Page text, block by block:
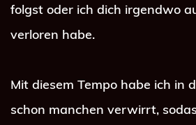
folgst oder ich dich irgendwo
verloren habe.
Mit diesem Tempo habe ich in
schon manchen verwirrt,